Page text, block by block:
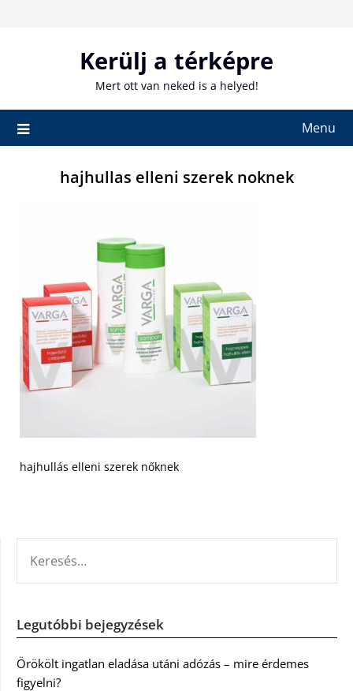
Kerülj a térképre
Mert ott van neked is a helyed!
Menu
hajhullas elleni szerek noknek
hajhullás elleni szerek nőknek
Legutóbbi bejegyzések
Örökölt ingatlan eladása utáni adózás – mire érdemes
figyelni?